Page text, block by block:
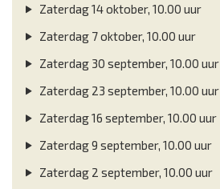
Zaterdag 14 oktober, 10.00 uur
Zaterdag 7 oktober, 10.00 uur
Zaterdag 30 september, 10.00 uur
Zaterdag 23 september, 10.00 uur
Zaterdag 16 september, 10.00 uur
Zaterdag 9 september, 10.00 uur
Zaterdag 2 september, 10.00 uur